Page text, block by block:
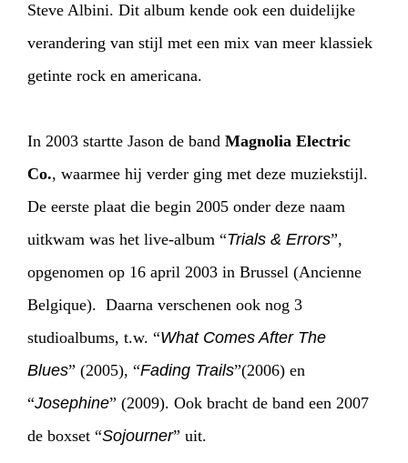
HOMEPROGRAMMA
ARTDIVISIONFOTO’SNIEUWS
Steve Albini. Dit album kende ook een duidelijke
verandering van stijl met een mix van meer klassiek
getinte rock en americana.
In 2003 startte Jason de band Magnolia Electric
Co., waarmee hij verder ging met deze muziekstijl.
De eerste plaat die begin 2005 onder deze naam
uitkwam was het live-album “Trials & Errors”,
opgenomen op 16 april 2003 in Brussel (Ancienne
Belgique). Daarna verschenen ook nog 3
studioalbums, t.w. “What Comes After The
Blues” (2005), “Fading Trails”(2006) en
“Josephine” (2009). Ook bracht de band een 2007
de boxset “Sojourner” uit.